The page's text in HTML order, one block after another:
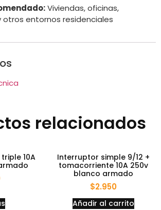
Viviendas, oficinas,
otros entornos residenciales
relacionados
10A
Interruptor simple 9/12 +
tomacorriente 10A 250v
blanco armado
$2.950
Añadir al carrito